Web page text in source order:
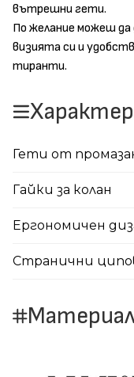
вътрешни гети.
По желание можеш
визията си и
тиранти.
Гети от
Гайки за колан
Ергономичен
Странични